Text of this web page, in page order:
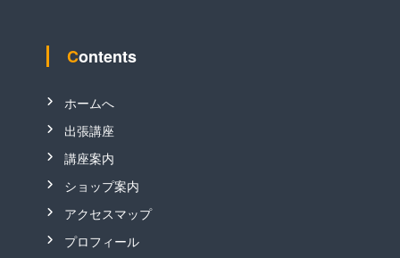
Contents
ホームへ
出張講座
講座案内
ショップ案内
アクセスマップ
プロフィール